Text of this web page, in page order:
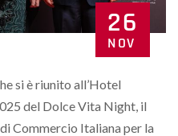
26
NOV
si è riunito all’Hotel
del Dolce Vita Night, il
Commercio Italiana per la